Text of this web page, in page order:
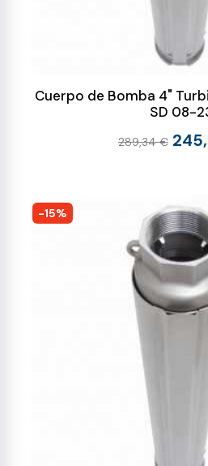
Cuerpo de Bomba 4"
SD 08-
289,34 €
-15%